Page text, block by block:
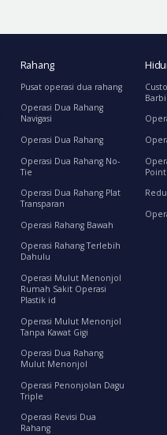
Rahang
Pusat operasi dua rahang
Operasi Dua Rahang
Navigasi
Operasi Dua Rahang
Operasi Dua Rahang No-
Tie
Operasi Dua Rahang Plat
Transparan
Operasi Rahang Bawah
Operasi Rahang Terlebih
Dahulu
Operasi Mulut Menonjol
Rumah Sakit Operasi
Plastik id
Operasi Mulut Menonjol
Tanpa Kawat Gigi
Operasi Dua Rahang
Mulut Menonjol
Operasi Penonjolan Dagu
Triple
Operasi Revisi Dua
Rahang
Point